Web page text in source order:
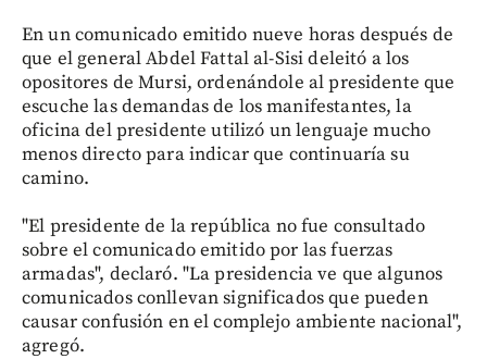
En un comunicado emitido nueve horas después de
que el general Abdel Fattal al-Sisi deleitó a los
opositores de Mursi, ordenándole al presidente que
escuche las demandas de los manifestantes, la
oficina del presidente utilizó un lenguaje mucho
menos directo para indicar que continuaría su
camino.
"El presidente de la república no fue consultado
sobre el comunicado emitido por las fuerzas
armadas", declaró. "La presidencia ve que algunos
comunicados conllevan significados que pueden
causar confusión en el complejo ambiente nacional",
agregó.